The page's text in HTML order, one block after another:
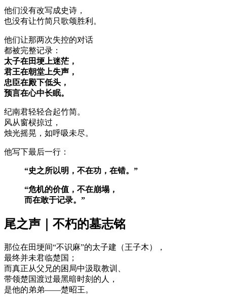
他们没有改写成史诗，
也没有让竹简只歌颂胜利。
他们让那两次失控的对话
都被完整记录：
太子在田埂上迷茫，
君王在朝堂上失声，
忠臣在殿下低头，
预言在心中长眠。
纪南君轻轻合起竹简。
风从窗棂掠过，
烛光摇晃，如呼吸未尽。
他写下最后一行：
“史之所以明，不在功，在错。”
“危机的价值，不在崩塌，
而在敢于记录。”
尾之声｜不朽的墓志铭
那位在田埂间“不识麻”的太子建（王子木），
最终并未君临楚国；
而真正从父兄的困局中汲取教训、
带领楚国渡过最黑暗时刻的人，
是他的弟弟——楚昭王。